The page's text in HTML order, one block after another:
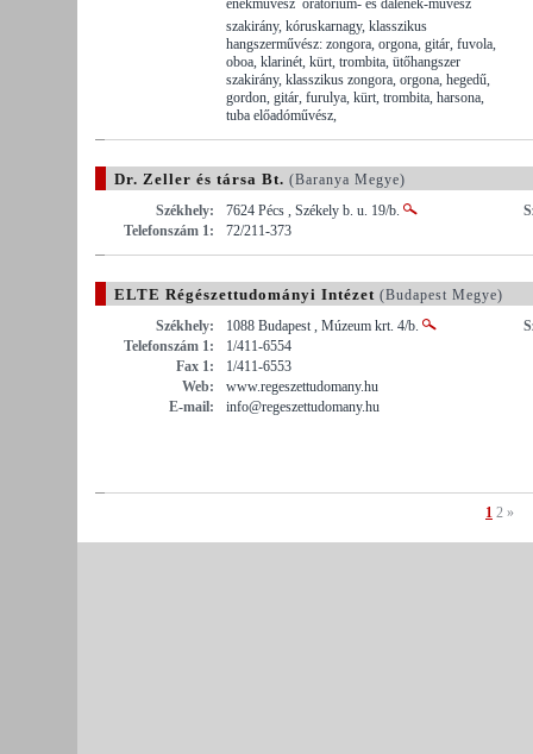
szakirány, kóruskarnagy, klasszikus
hangszerművész: zongora, orgona, gitár, fuvola,
oboa, klarinét, kürt, trombita, ütőhangszer
szakirány, klasszikus zongora, orgona, hegedű,
gordon, gitár, furulya, kürt, trombita, harsona,
tuba előadóművész,
Dr. Zeller és társa Bt. (Baranya Megye)
Székhely:
7624 Pécs , Székely b. u. 19/b.
Telefonszám 1:
72/211-373
ELTE Régészettudományi Intézet (Budapest Megye)
Székhely:
1088 Budapest , Múzeum krt. 4/b.
Telefonszám 1:
1/411-6554
Fax 1:
1/411-6553
Web:
www.regeszettudomany.hu
E-mail:
info@regeszettudomany.hu
1 2 »